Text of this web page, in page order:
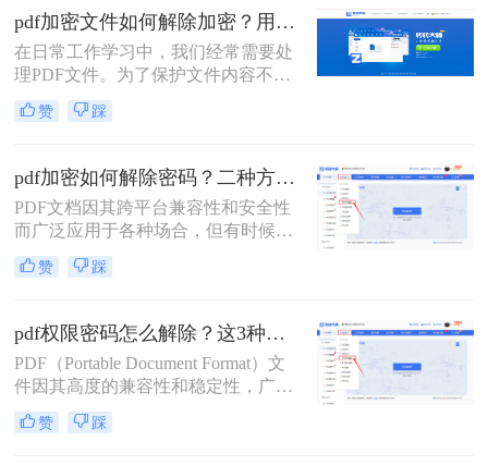
码的PDF文件，但忘记了密码或没有
权限的情况。那么pdf文件如何解密码
呢？本文将详细介绍几种方法来解除
PDF文件的编辑密码，以便能够对其
进行编辑。
pdf加密文件如何解除加密？用这3个方法2秒立即解密
在日常工作学习中，我们经常需要处
理PDF文件。为了保护文件内容不被
非法复制和传播，许多PDF文件都会
设置加密。然而，当我们需要编辑或
成为了首要任务。本文将为您详细介
绍pdf加密文件如何解除加密，让您轻
松应对各种场景。
赞 踩
pdf加密如何解除密码？二种方法帮你轻松搞定！
PDF文档因其跨平台兼容性和安全性
而广泛应用于各种场合，但有时候我
们可能会遇到需要解除PDF加密密码
的情况。那么pdf加密如何解除密码
来解除PDF加密密码。
赞 踩
pdf权限密码怎么解除？这3种破解方法来看看！
PDF（Portable Document Format）文
件因其高度的兼容性和稳定性，广泛
应用于文档传输和保存。然而，为了
保护文件内容不被随意编辑或复制，
赞 踩